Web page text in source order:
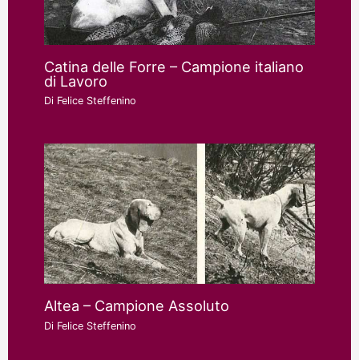
Catina delle Forre – Campione italiano
di Lavoro
Di Felice Steffenino
Altea – Campione Assoluto
Di Felice Steffenino